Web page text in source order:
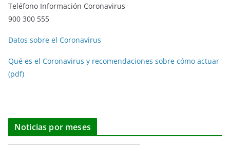
Teléfono Información Coronavirus
900 300 555
Datos sobre el Coronavirus
Qué es el Coronavirus y recomendaciones sobre cómo actuar
(pdf)
Noticias por meses